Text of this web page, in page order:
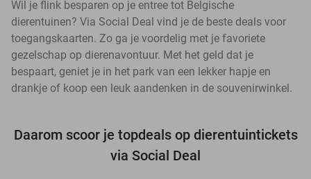
Wil je flink besparen op je entree tot Belgische
dierentuinen? Via Social Deal vind je de beste deals voor
toegangskaarten. Zo ga je voordelig met je favoriete
gezelschap op dierenavontuur. Met het geld dat je
bespaart, geniet je in het park van een lekker hapje en
drankje of koop een leuk aandenken in de souvenirwinkel.
Daarom scoor je topdeals op dierentuintickets
via Social Deal